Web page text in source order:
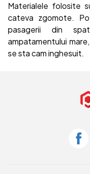
Materialele folosite
cateva zgomote.
pasagerii din
ampatamentului
se sta cam inghesuit.